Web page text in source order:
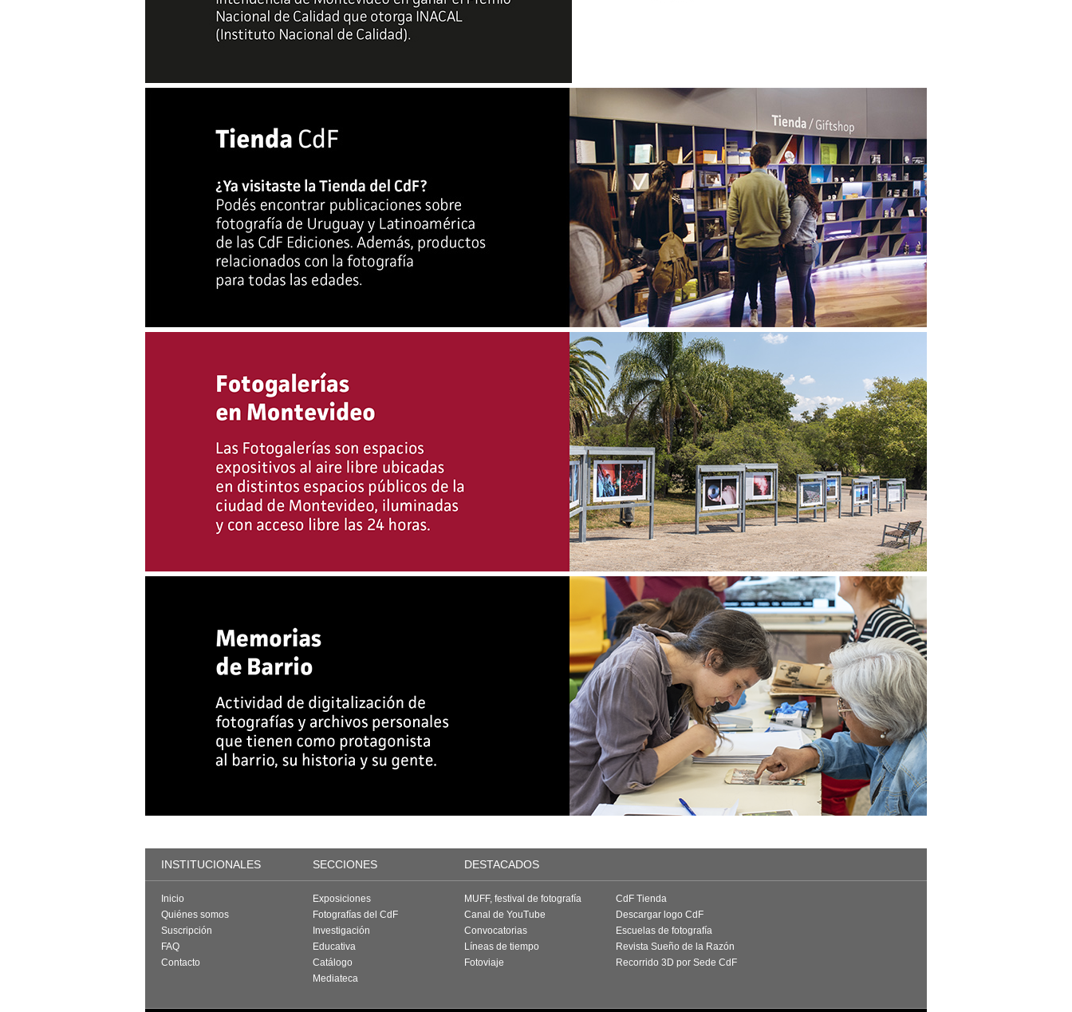
INSTITUCIONALES SECCIONES DESTACADOS
Inicio
Quiénes somos
Suscripción
FAQ
Contacto
Exposiciones
Fotografías del CdF
Investigación
Educativa
Catálogo
Mediateca
MUFF, festival de fotografía
Canal de YouTube
Convocatorias
Líneas de tiempo
Fotoviaje
CdF Tienda
Descargar logo CdF
Escuelas de fotografía
Revista Sueño de la Razón
Recorrido 3D por Sede CdF